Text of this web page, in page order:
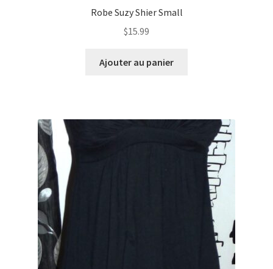
Robe Suzy Shier Small
$15.99
Ajouter au panier